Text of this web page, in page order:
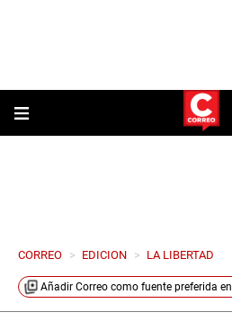
CORREO > EDICION > LA LIBERTAD
Añadir Correo como fuente preferida en